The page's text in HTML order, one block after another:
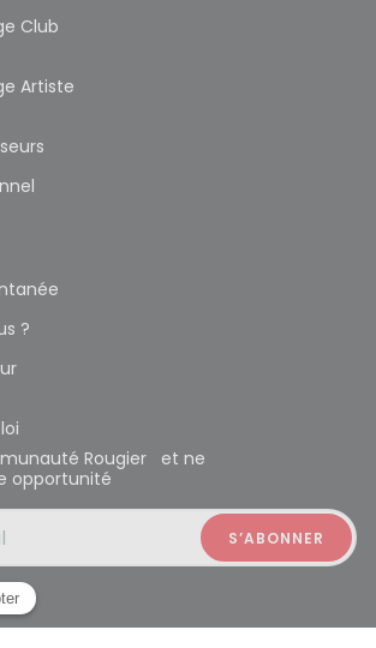
Club
Artiste
?
Rougier et ne
opportunité